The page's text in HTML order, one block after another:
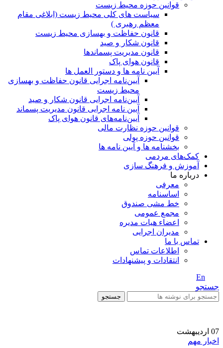
قوانین حوزه محیط زیست
ﺳﯿﺎﺳﺖ ﻫﺎی ﮐﻠﯽ ﻣﺤﯿﻂ زﯾﺴﺖ (ابلاغی مقام
معظم رهبری )
قانون حفاظت و بهسازی محیط زیست
قانون شکار و صید
قانون مدیریت پسماندها
قانون هوای پاک
آیین نامه ها و دستور العمل ها
آیین‌نامه اجرایی قانون حفاظت و بهسازی
محیط زیست
آیین‌نامه اجرایی قانون شکار و صید
آیین نامه اجرایی قانون مدیریت پسماند
آیین‌نامه‌های قانون هوای پاک
قوانین حوزه نظارت مالی
قوانین حوزه پولی
بخشنامه ها و آیین نامه ها
کمک‌های مردمی
آموزش و فرهنگ سازی
درباره ما
معرفی
اساسنامه
خط مشی صندوق
مجمع عمومی
اعضاء هیات مدیره
مدیران اجرایی
تماس با ما
اطلاعات تماس
انتقادات و پیشنهادات
En
جستجو
جستجو
07 اردیبهشت
اخبار مهم